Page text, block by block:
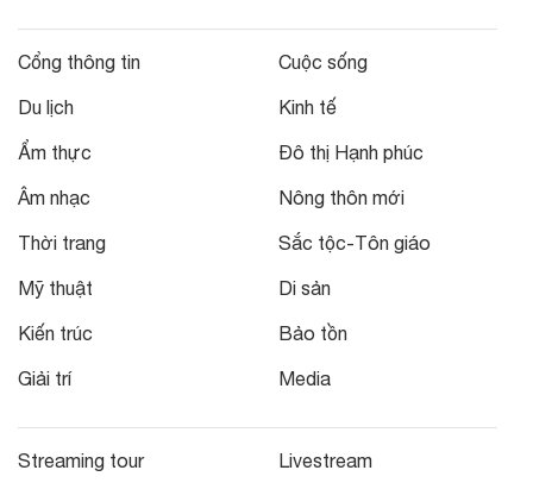
Cổng thông tin
Du lịch
Ẩm thực
Âm nhạc
Thời trang
Mỹ thuật
Kiến trúc
Giải trí
Cuộc sống
Kinh tế
Đô thị Hạnh phúc
Nông thôn mới
Sắc tộc-Tôn giáo
Di sản
Bảo tồn
Media
Streaming tour Livestream